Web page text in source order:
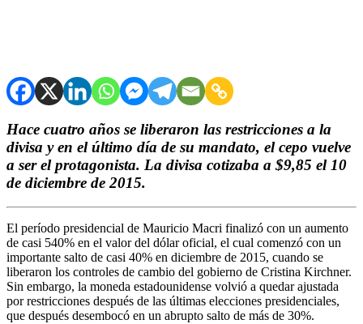
Hace cuatro años se liberaron las restricciones a la
divisa y en el último día de su mandato, el cepo vuelve
a ser el protagonista. La divisa cotizaba a $9,85 el 10
de diciembre de 2015.
El período presidencial de Mauricio Macri finalizó con un aumento
de casi 540% en el valor del dólar oficial, el cual comenzó con un
importante salto de casi 40% en diciembre de 2015, cuando se
liberaron los controles de cambio del gobierno de Cristina Kirchner.
Sin embargo, la moneda estadounidense volvió a quedar ajustada
por restricciones después de las últimas elecciones presidenciales,
que después desembocó en un abrupto salto de más de 30%.